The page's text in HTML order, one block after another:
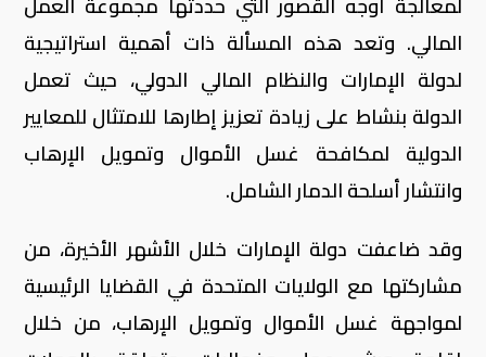
المالي. وتعد هذه المسألة ذات أهمية استراتيجية
لدولة الإمارات والنظام المالي الدولي، حيث تعمل
الدولة بنشاط على زيادة تعزيز إطارها للامتثال للمعايير
الدولية لمكافحة غسل الأموال وتمويل الإرهاب
وانتشار أسلحة الدمار الشامل.
وقد ضاعفت دولة الإمارات خلال الأشهر الأخيرة، من
مشاركتها مع الولايات المتحدة في القضايا الرئيسية
لمواجهة غسل الأموال وتمويل الإرهاب، من خلال